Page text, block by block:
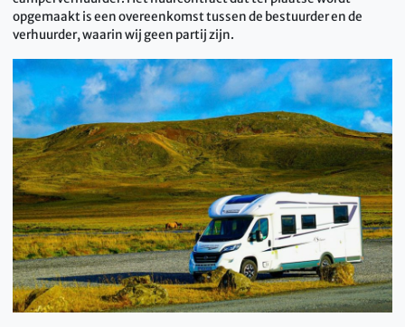
opgemaakt is een overeenkomst tussen de bestuurder en de
verhuurder, waarin wij geen partij zijn.